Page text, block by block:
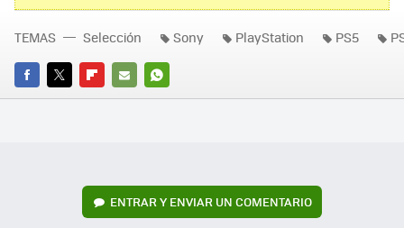
FACEBOOK
TWITTERFLIPBOARD
E-
WHATSAPP
TEMAS Selección Sony PlayStation PS5
ENTRAR Y ENVIAR UN COMENTARIO